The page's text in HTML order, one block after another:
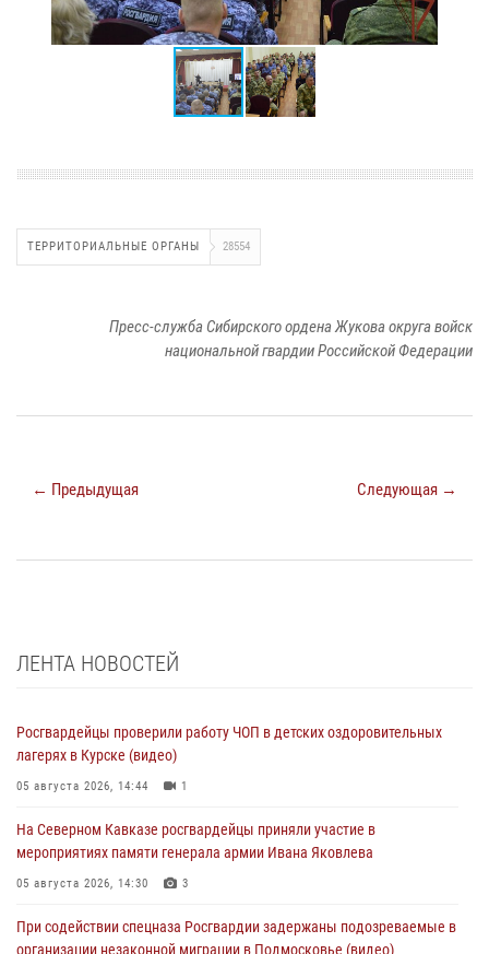
ТЕРРИТОРИАЛЬНЫЕ ОРГАНЫ 28554
Пресс-служба Сибирского ордена Жукова округа войск
национальной гвардии Российской Федерации
← Предыдущая Следующая →
ЛЕНТА НОВОСТЕЙ
Росгвардейцы проверили работу ЧОП в детских оздоровительных
лагерях в Курске (видео)
05 августа 2026, 14:44 1
На Северном Кавказе росгвардейцы приняли участие в
мероприятиях памяти генерала армии Ивана Яковлева
05 августа 2026, 14:30 3
При содействии спецназа Росгвардии задержаны подозреваемые в
организации незаконной миграции в Подмосковье (видео)